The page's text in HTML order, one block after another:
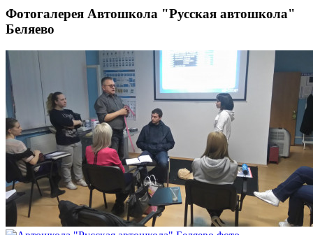
Фотогалерея Автошкола "Русская автошкола"
Беляево